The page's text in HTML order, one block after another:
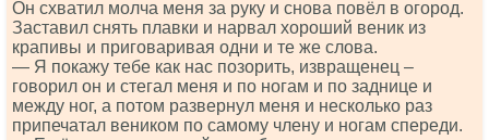
Он схватил молча меня за руку и снова повёл в огород.
Заставил снять плавки и нарвал хороший веник из
крапивы и приговаривая одни и те же слова.
— Я покажу тебе как нас позорить, извращенец –
говорил он и стегал меня и по ногам и по заднице и
между ног, а потом развернул меня и несколько раз
припечатал веником по самому члену и ногам спереди.